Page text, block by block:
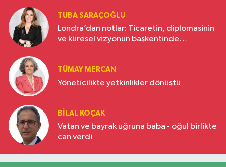
TUBA SARAÇOĞLU
Londra’dan notlar: Ticaretin, diplomasinin
ve küresel vizyonun başkentinde
TÜMAY MERCAN
Yöneticilikte yetkinlikler dönüştü
BILAL KOÇAK
Vatan ve bayrak uğruna baba - oğul birlikte
can verdi